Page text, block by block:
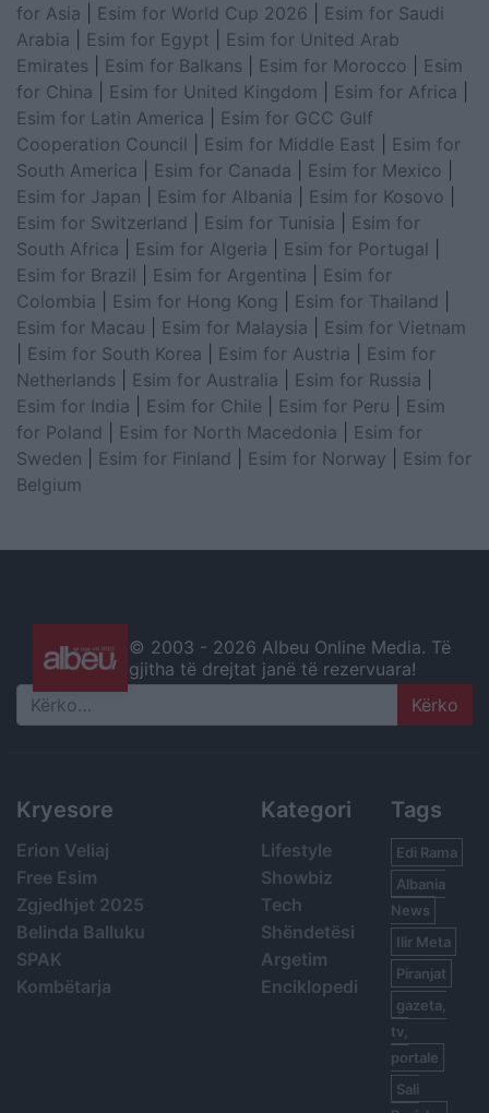
for Asia
Esim for World Cup 2026
Esim for Saudi
Arabia
Esim for Egypt
Esim for United Arab
Emirates
Esim for Balkans Esim for Morocco
Esim
for China
Esim for United Kingdom Esim for Africa
Esim for Latin America
Esim for GCC Gulf
Cooperation Council
Esim for Middle East
Esim for
South America
Esim for Canada Esim for Mexico
Esim for Japan
Esim for Albania Esim for Kosovo
Esim for Switzerland
Esim for Tunisia
Esim for
South Africa
Esim for Algeria Esim for Portugal
Esim for Brazil
Esim for Argentina
Esim for
Colombia
Esim for Hong Kong Esim for Thailand
Esim for Macau
Esim for Malaysia
Esim for Vietnam
Esim for South Korea Esim for Austria
Esim for
Netherlands
Esim for Australia Esim for Russia
Esim for India
Esim for Chile Esim for Peru
Esim
for Poland
Esim for North Macedonia
Esim for
Sweden
Esim for Finland Esim for Norway
Esim for
Belgium
© 2003 - 2026 Albeu Online Media. Të
gjitha të drejtat janë të rezervuara!
Search
Kryesore
Erion Veliaj
Free Esim
Zgjedhjet 2025
Belinda Balluku
SPAK
Kombëtarja
Kategori
Lifestyle
Showbiz
Tech
Shëndetësi
Argetim
Enciklopedi
Tags
Edi Rama
Albania
News
Ilir Meta
Piranjat
gazeta,
tv,
portale
Sali